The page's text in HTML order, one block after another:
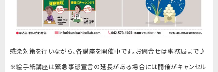
感染対策を行いながら、各講座を開催中です。お問合せは事務局まで♪
※絵手紙講座は緊急事態宣言の延長がある場合には開催がキャンセル